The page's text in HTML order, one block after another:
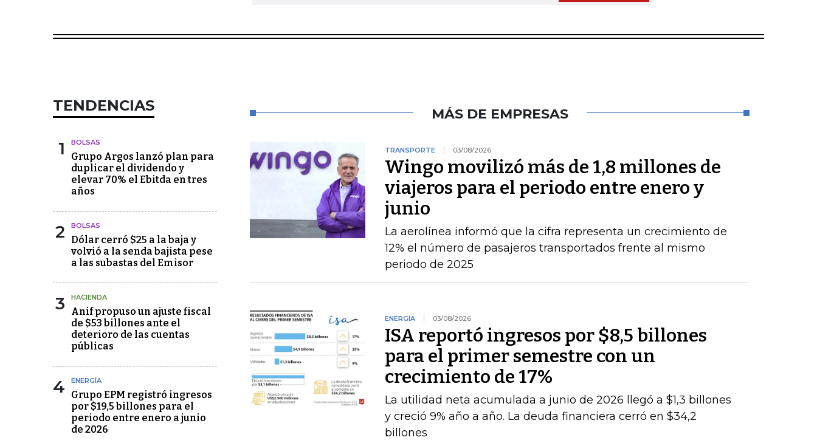
TENDENCIAS
1 BOLSAS
Grupo Argos lanzó plan para
duplicar el dividendo y
elevar 70% el Ebitda en tres
años
2 BOLSAS
Dólar cerró $25 a la baja y
volvió a la senda bajista pese
a las subastas del Emisor
3 HACIENDA
Anif propuso un ajuste fiscal
de $53 billones ante el
deterioro de las cuentas
públicas
4 ENERGÍA
Grupo EPM registró ingresos
por $19,5 billones para el
periodo entre enero a junio
de 2026
MÁS DE EMPRESAS
TRANSPORTE 03/08/2026
Wingo movilizó más de 1,8 millones de
viajeros para el periodo entre enero y
junio
La aerolínea informó que la cifra representa un crecimiento de
12% el número de pasajeros transportados frente al mismo
periodo de 2025
ENERGÍA 03/08/2026
ISA reportó ingresos por $8,5 billones
para el primer semestre con un
crecimiento de 17%
La utilidad neta acumulada a junio de 2026 llegó a $1,3 billones
y creció 9% año a año. La deuda financiera cerró en $34,2
billones